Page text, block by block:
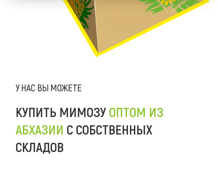
У НАС ВЫ МОЖЕТЕ
КУПИТЬ МИМОЗУ ОПТОМ ИЗ
АБХАЗИИ С СОБСТВЕННЫХ
СКЛАДОВ